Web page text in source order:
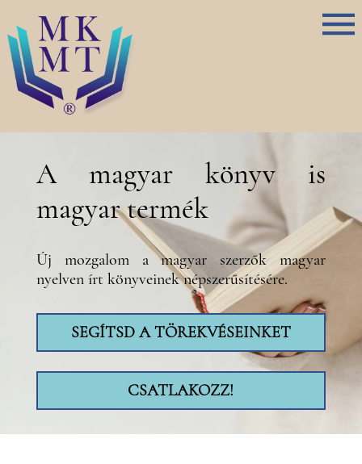
A magyar könyv is
magyar termék
Új mozgalom a magyar szerzők magyar
nyelven írt könyveinek népszerűsítésére.
SEGÍTSD A TÖREKVÉSEINKET
CSATLAKOZZ!